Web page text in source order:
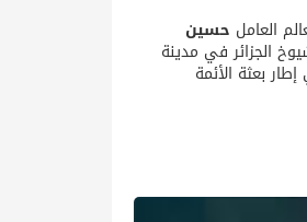
العامل حسين
الجزائر في مدينة
بعثة الأئمة